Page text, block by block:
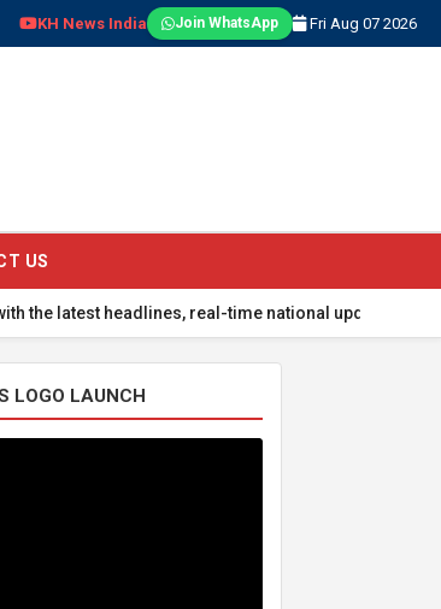
KH News India Join WhatsApp Fri Aug 07 2026
US
latest headlines, real-time national updates, global
LOGO LAUNCH